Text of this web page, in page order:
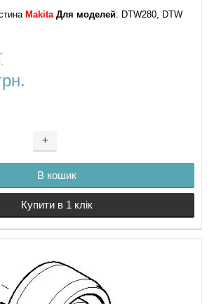
Makita Для моделей: DTW280, DTW
+
В кошик
Купити в 1 клік